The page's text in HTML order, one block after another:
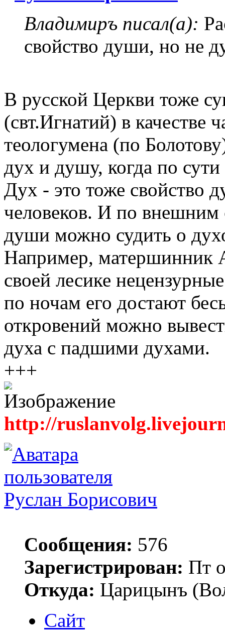
Владимиръ писал(а):
свойство души, но не
В русской Церкви тоже
(свт.Игнатий) в качестве
теологумена (по
дух и душу, когда по
Дух - это тоже свойство
человеков. И по внешним
души можно судить о
Например, матершинник
своей лесике
по ночам его достают
откровений можно
духа с падшими духами.
+++
http://
Руслан Борисович
Сообщения: 576
Зарегистрирован: Пт
Откуда: Царицынъ
Сайт